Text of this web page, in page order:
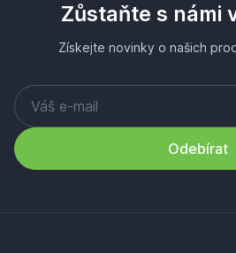
Zůstaňte s námi
Získejte novinky o našich
Odebírat